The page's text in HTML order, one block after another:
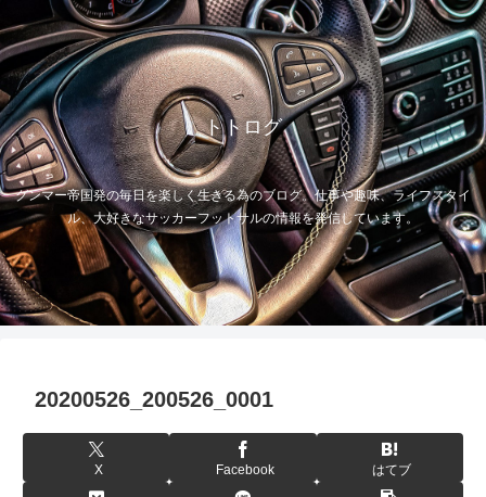
トトログ
グンマー帝国発の毎日を楽しく生きる為のブログ。仕事や趣味、ライフスタイ
ル、大好きなサッカーフットサルの情報を発信しています。
20200526_200526_0001
X Facebook はてブ